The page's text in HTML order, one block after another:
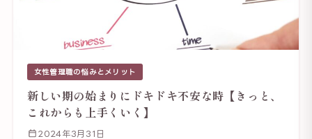
女性管理職の悩みとメリット
新しい期の始まりにドキドキ不安な時【きっと、
これからも上手くいく】
2024年3月31日